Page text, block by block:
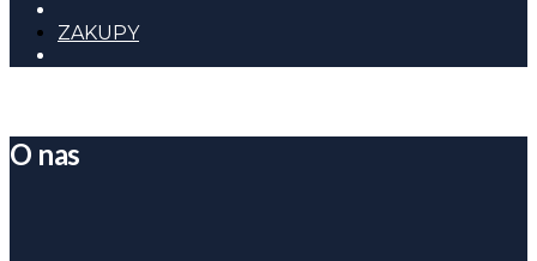
ZAKUPY
O nas